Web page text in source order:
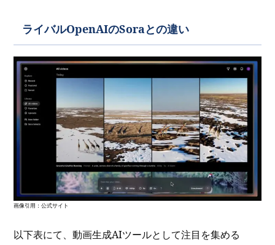
ライバルOpenAIのSoraとの違い
画像引用：公式サイト
以下表にて、動画生成AIツールとして注目を集める